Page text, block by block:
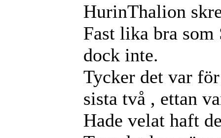
HurinThalion
Fast lika bra
dock inte.
Tycker det var
sista två , ettan
Hade velat haft